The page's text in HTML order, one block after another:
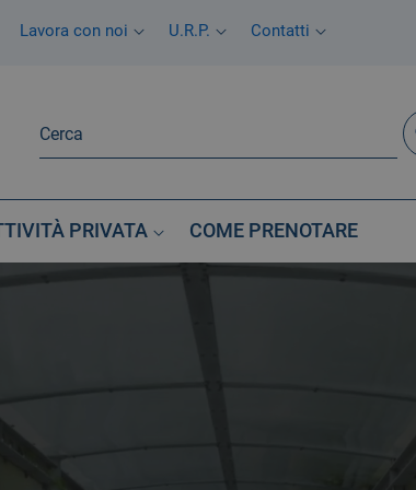
Lavora con noi U.R.P. Contatti
PRIVATA COME PRENOTARE